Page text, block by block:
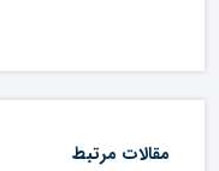
مقالات مرتبط